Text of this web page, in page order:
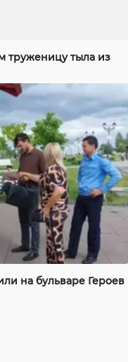
труженицу тыла из
на бульваре Героев